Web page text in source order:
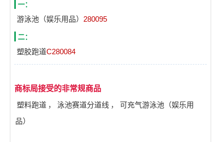
一：
游泳池（娱乐用品） 280095
二：
塑胶跑道C280084
商标局接受的非常规商品
塑料跑道 ， 泳池赛道分道线 ，
可充气游泳池（娱乐用
品）